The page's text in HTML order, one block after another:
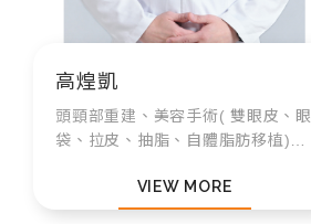
高煌凱
頭頸部重建、美容手術( 雙眼皮、眼
袋、拉皮、抽脂、自體脂肪移植)、
VIEW MORE